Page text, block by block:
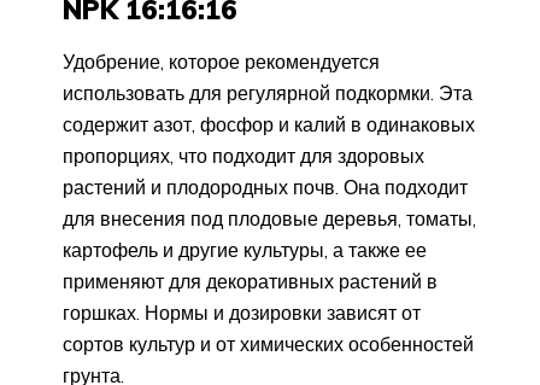
NPK 16:16:16
Удобрение, которое рекомендуется
использовать для регулярной подкормки. Эта
содержит азот, фосфор и калий в одинаковых
пропорциях, что подходит для здоровых
растений и плодородных почв. Она подходит
для внесения под плодовые деревья, томаты,
картофель и другие культуры, а также ее
применяют для декоративных растений в
горшках. Нормы и дозировки зависят от
сортов культур и от химических особенностей
грунта.